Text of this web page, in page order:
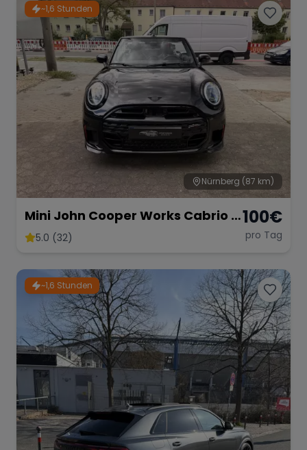
~1,6 Stunden
Nürnberg (87 km)
Mini John Cooper Works Cabrio –
Fahrspaß Offenes Verdeck
5.0 (32)
100€
pro Tag
~1,6 Stunden